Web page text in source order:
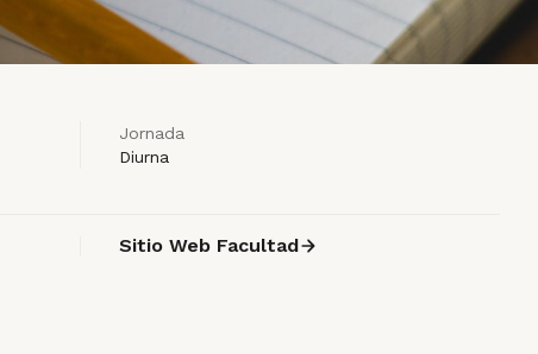
Jornada
Diurna
Sitio Web Facultad